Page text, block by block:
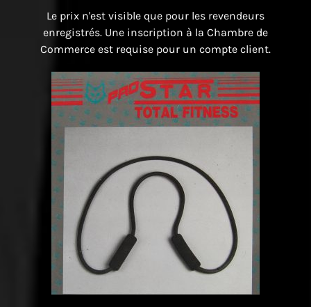
Le prix n'est visible que pour les revendeurs
enregistrés. Une inscription à la Chambre de
Commerce est requise pour un compte client.